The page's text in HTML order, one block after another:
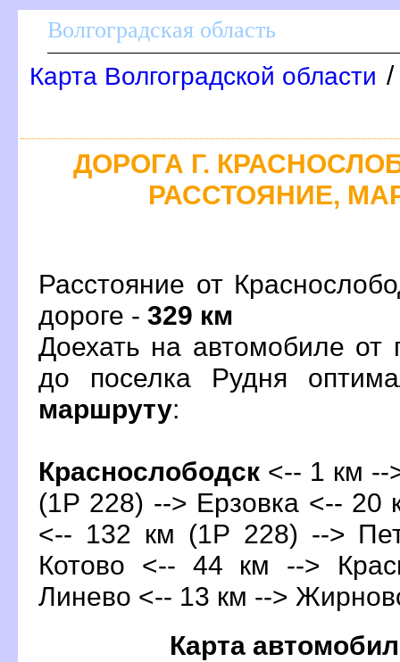
олгоградская область
Карта Волгоградской области /
ДОРОГА Г.
РАССТОЯНИЕ,
Расстояние от
дороге - 329 км
Доехать на автомобиле от
до поселка Рудня
маршруту:
Краснослободск <-- 1 км
(1Р 228) --> Ерзовка <-- 20
<-- 132 км (1Р 228) -->
Котово <-- 44 км -->
Линево <-- 13 км -->
Карта